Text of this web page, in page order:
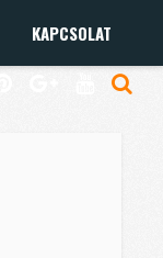
KAPCSOLAT